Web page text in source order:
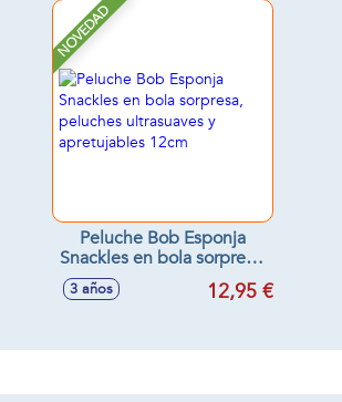
NOVEDAD
Peluche Bob Esponja
Snackles en bola sorpresa,
peluches ultrasuaves y
apretujables 12cm
3 años 12,95 €